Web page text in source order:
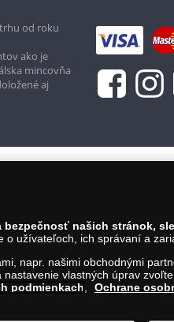
od roku
ako je
mincovňa
aj
našich stránok,
užívateľoch, ich správaní a
napr. našimi obchodnými
vlastných úprav
podmienkach Ochrane